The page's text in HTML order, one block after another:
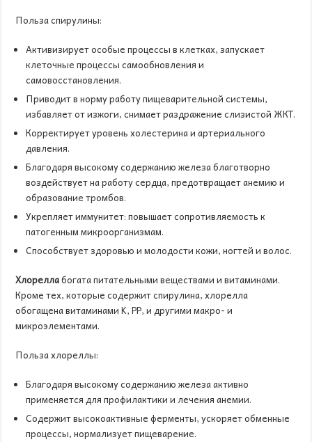
Польза спирулины:
Активизирует особые процессы в клетках, запускает
клеточные процессы самообновления и
самовосстановления.
Приводит в норму работу пищеварительной системы,
избавляет от изжоги, снимает раздражение слизистой ЖКТ.
Корректирует уровень холестерина и артериального
давления.
Благодаря высокому содержанию железа благотворно
воздействует на работу сердца, предотвращает анемию и
образование тромбов.
Укрепляет иммунитет: повышает сопротивляемость к
патогенным микроорганизмам.
Способствует здоровью и молодости кожи, ногтей и волос.
Хлореллабогата питательными веществами и витаминами.
Кроме тех, которые содержит спирулина, хлорелла
обогащена витаминами K, PP, и другими макро- и
микроэлементами.
Польза хлореллы:
Благодаря высокому содержанию железа активно
применяется для профилактики и лечения анемии.
Содержит высокоактивные ферменты, ускоряет обменные
процессы, нормализует пищеварение.